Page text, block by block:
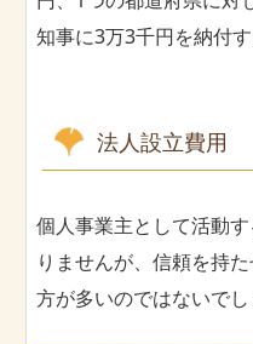
知事に3万3千円を納付す
法人設立費用
個人事業主として活動
りませんが、信頼を持
方が多いのではないでし